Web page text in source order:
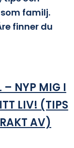
familj.
finner du
– NYP MIG I
LIV! (TIPS
AV)